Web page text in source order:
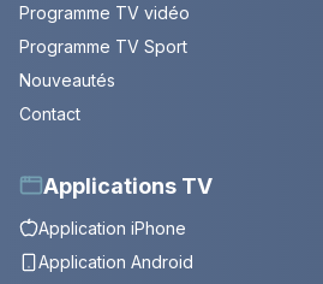
Programme TV vidéo
Programme TV Sport
Nouveautés
Contact
Applications TV
Application iPhone
Application Android